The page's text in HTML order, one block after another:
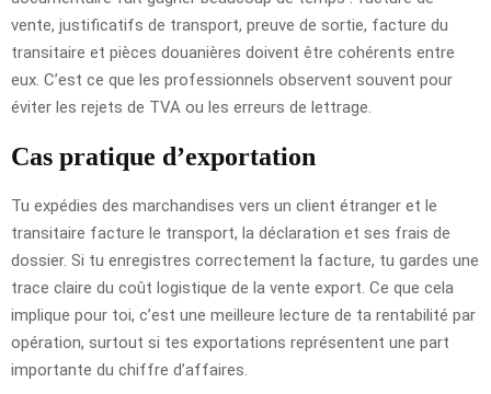
vente, justificatifs de transport, preuve de sortie, facture du
transitaire et pièces douanières doivent être cohérents entre
eux. C’est ce que les professionnels observent souvent pour
éviter les rejets de TVA ou les erreurs de lettrage.
Cas pratique d’exportation
Tu expédies des marchandises vers un client étranger et le
transitaire facture le transport, la déclaration et ses frais de
dossier. Si tu enregistres correctement la facture, tu gardes une
trace claire du coût logistique de la vente export. Ce que cela
implique pour toi, c’est une meilleure lecture de ta rentabilité par
opération, surtout si tes exportations représentent une part
importante du chiffre d’affaires.